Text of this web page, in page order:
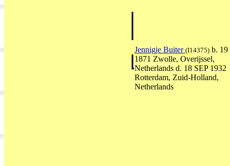
Jennigje Buiter (I14375) b.
1871 Zwolle, Overijssel,
Netherlands d. 18 SEP 1932
Rotterdam, Zuid-Holland,
Netherlands